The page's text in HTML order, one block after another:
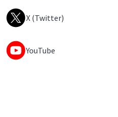
X (Twitter)
YouTube